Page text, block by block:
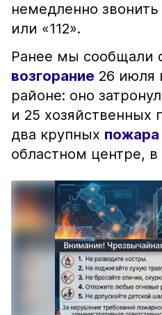
немедленно
или «112».
Ранее мы сообщали
возгорание 26 июля
районе: оно
и 25 хозяйственных
два крупных пожара
областном центре,